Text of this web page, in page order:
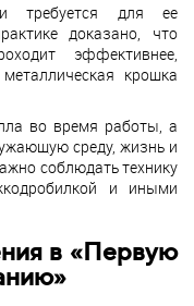
требуется для ее
доказано, что
эффективнее,
крошка
во время работы, а
среду, жизнь и
соблюдать технику
и иными
в «Первую